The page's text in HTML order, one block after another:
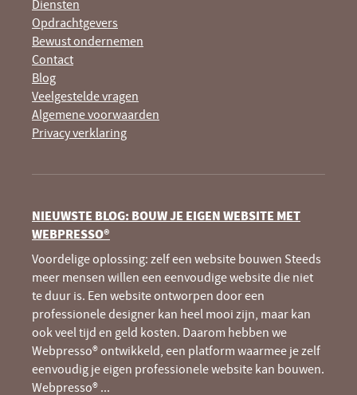
Diensten
Opdrachtgevers
Bewust ondernemen
Contact
Blog
Veelgestelde vragen
Algemene voorwaarden
Privacy verklaring
NIEUWSTE BLOG: BOUW JE EIGEN WEBSITE MET
WEBPRESSO®
Voordelige oplossing: zelf een website bouwen Steeds
meer mensen willen een eenvoudige website die niet
te duur is. Een website ontworpen door een
professionele designer kan heel mooi zijn, maar kan
ook veel tijd en geld kosten. Daarom hebben we
Webpresso® ontwikkeld, een platform waarmee je zelf
eenvoudig je eigen professionele website kan bouwen.
Webpresso® ...